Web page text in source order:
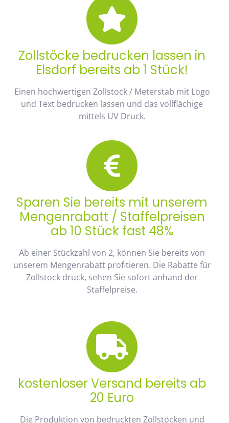
Zollstöcke bedrucken lassen in
Elsdorf bereits ab 1 Stück!
Einen hochwertigen Zollstock / Meterstab mit Logo
und Text bedrucken lassen und das vollflächige
mittels UV Druck.
Sparen Sie bereits mit unserem
Mengenrabatt / Staffelpreisen
ab 10 Stück fast 48%
Ab einer Stückzahl von 2, können Sie bereits von
unserem Mengenrabatt profitieren. Die Rabatte für
Zollstock druck, sehen Sie sofort anhand der
Staffelpreise.
kostenloser Versand bereits ab
20 Euro
Die Produktion von bedruckten Zollstöcken und